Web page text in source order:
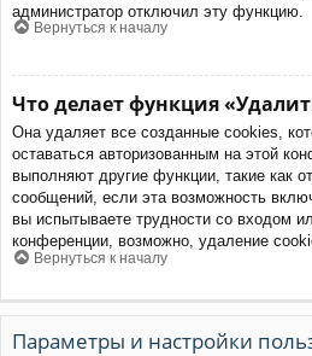
администратор отключил эту функцию.
Вернуться к началу
Что делает функция
Она удаляет все созданные cookies,
оставаться авторизованным на этой
выполняют другие функции, такие как
сообщений, если эта возможность
вы испытываете трудности со входом
конференции, возможно, удаление
Вернуться к началу
Параметры и настройки